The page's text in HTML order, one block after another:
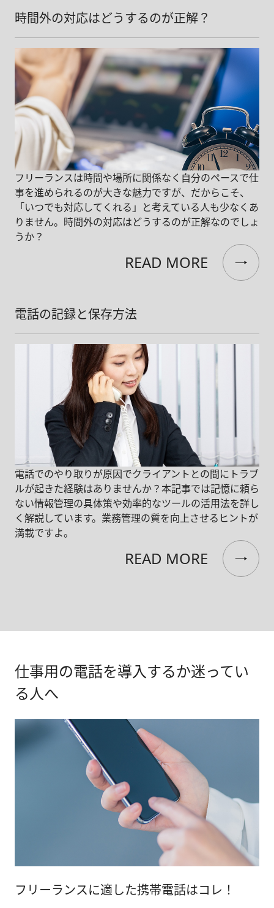
時間外の対応はどうするのが正解？
フリーランスは時間や場所に関係なく自分のペースで仕
事を進められるのが大きな魅力ですが、だからこそ、
「いつでも対応してくれる」と考えている人も少なくあ
りません。時間外の対応はどうするのが正解なのでしょ
うか？
READ MORE
電話の記録と保存方法
電話でのやり取りが原因でクライアントとの間にトラブ
ルが起きた経験はありませんか？本記事では記憶に頼ら
ない情報管理の具体策や効率的なツールの活用法を詳し
く解説しています。業務管理の質を向上させるヒントが
満載ですよ。
READ MORE
仕事用の電話を導入するか迷ってい
る人へ
フリーランスに適した携帯電話はコレ！